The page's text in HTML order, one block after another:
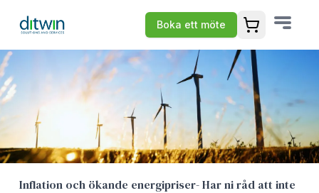
Boka ett möte
Inflation och ökande energipriser- Har ni råd att inte